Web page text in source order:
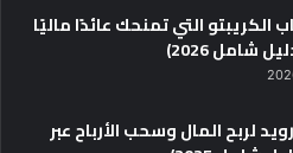
الكريبتو التي تمنحك عائدًا ماليًا
شامل 2026)
لربح المال وسحب الأرباح عبر